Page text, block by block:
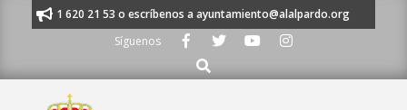
al 91 620 21 53 o escríbenos a ayuntamiento@alalpardo.org
Síguenos
Buscar